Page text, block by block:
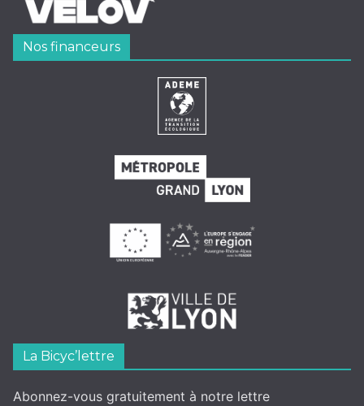
Nos financeurs
La Bicyc’lettre
Abonnez-vous gratuitement à notre lettre